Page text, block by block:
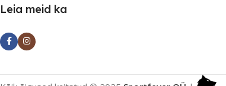
Leia meid ka